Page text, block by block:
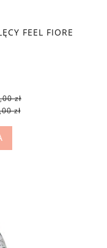
FEEL FIORE
zł
zł